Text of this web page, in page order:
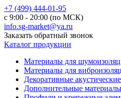
+7 (499) 444-01-95
с 9:00 - 20:00 (по МСК)
info.sg-market@ya.ru
Заказать обратный звонок
Каталог продукции
Материалы для
Материалы для
Декоративные
Дополнительные материалы